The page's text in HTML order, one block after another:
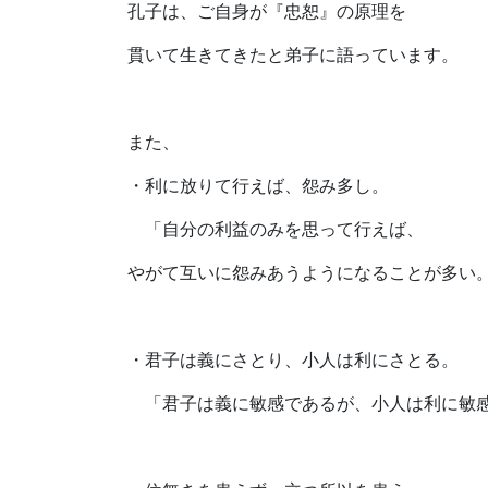
孔子は、ご自身が『忠恕』の原理を
貫いて生きてきたと弟子に語っています。
また、
・利に放りて行えば、怨み多し。
「自分の利益のみを思って行えば、
やがて互いに怨みあうようになることが多い。
・君子は義にさとり、小人は利にさとる。
「君子は義に敏感であるが、小人は利に敏